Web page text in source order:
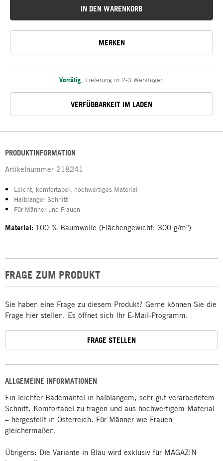
IN DEN WARENKORB
MERKEN
Vorrätig Lieferung in 2-3 Werktagen
VERFÜGBARKEIT IM LADEN
ALLGEMEINE INFORMATIONEN
Ein leichter Bademantel in halblangem, sehr gut verarbeitetem
Schnitt. Komfortabel zu tragen und aus hochwertigem Material
– hergestellt in Österreich. Für Männer wie Frauen
gleichermaßen.
Übrigens: Die Variante in Blau wird exklusiv für MAGAZIN
PRODUKTINFORMATION
Artikelnummer 218241
Leicht, komfortabel, hochwertiges Material
Halblanger Schnitt
Für Männer und Frauen
Material: 100 % Baumwolle (Flächengewicht: 300 g/m²)
FRAGE ZUM PRODUKT
Sie haben eine Frage zu diesem Produkt? Gerne können Sie die
Frage hier stellen. Es öffnet sich Ihr E-Mail-Programm.
FRAGE STELLEN